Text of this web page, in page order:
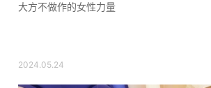
大方不做作的女性力量
2024.05.24